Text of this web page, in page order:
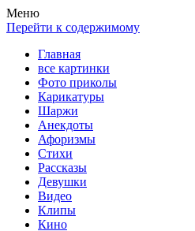
Весела хата — прикольные
Покажем всем ваши фото
Меню
Перейти к содержимому
Главная
все картинки
Фото приколы
Карикатуры
Шаржи
Анекдоты
Афоризмы
Стихи
Рассказы
Девушки
Видео
Клипы
Кино